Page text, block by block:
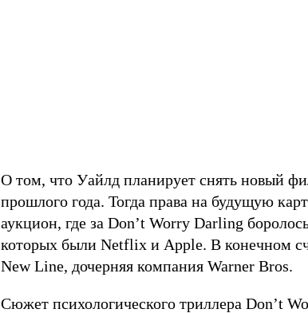
О том, что Уайлд планирует снять новый
прошлого года. Тогда права на будущую
аукцион, где за Don’t Worry Darling
которых были Netflix и Apple. В конечном
New Line, дочерняя компания Warner Bros.
Сюжет психологического триллера Don’t